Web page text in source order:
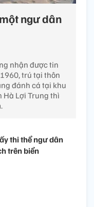
ngư dân
nhận được tin
trú tại thôn
đánh cá tại khu
Hà Lợi Trung thì
thi thể ngư dân
trên biển